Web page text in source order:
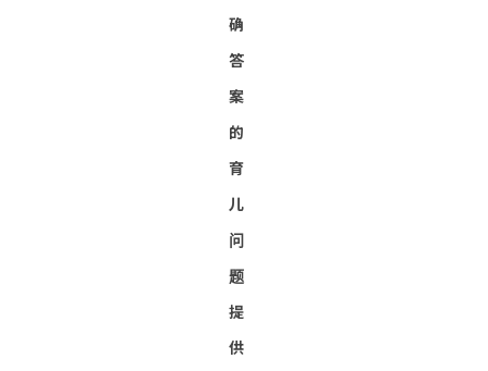
确
答
案
的
育
儿
问
题
提
供